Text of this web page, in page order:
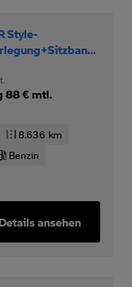
Style-
88 € mtl.
8.636 km
Benzin
Details ansehen